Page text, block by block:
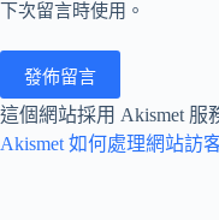
下次留言時使用。
發佈留言
這個網站採用 Akismet 服
Akismet 如何處理網站訪